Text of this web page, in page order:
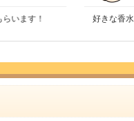
少量試せるところが魅力でした。